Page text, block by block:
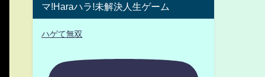
マ!Haraハラ!未解決人生ゲーム
ハゲて無双